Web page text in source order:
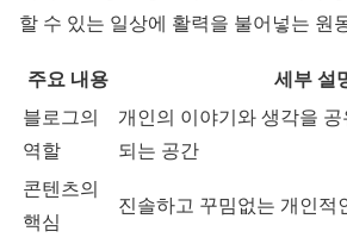
할 수 있는 일상에 활력을 불어넣는 원
주요 내용 세부 설
블로그의
역할
개인의 이야기와 생각을
되는 공간
콘텐츠의
핵심
진솔하고 꾸밈없는 개인적